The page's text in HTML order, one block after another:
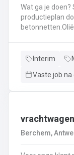
Wat ga je doen? Samen met je ploegchef het
productieplan
klaar zijn voor
Interim
Vaste job
Berchem,